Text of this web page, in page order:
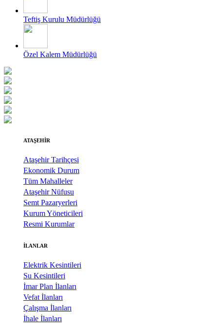
Teftiş Kurulu Müdürlüğü
Özel Kalem Müdürlüğü
ATAŞEHİR
Ataşehir Tarihçesi
Ekonomik Durum
Tüm Mahalleler
Ataşehir Nüfusu
Semt Pazaryerleri
Kurum Yöneticileri
Resmi Kurumlar
İLANLAR
Elektrik Kesintileri
Su Kesintileri
İmar Plan İlanları
Vefat İlanları
Çalışma İlanları
İhale İlanları